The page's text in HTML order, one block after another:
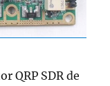
QRP SDR de